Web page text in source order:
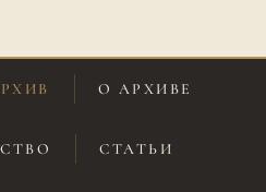
О АРХИВЕ
СТАТЬИ